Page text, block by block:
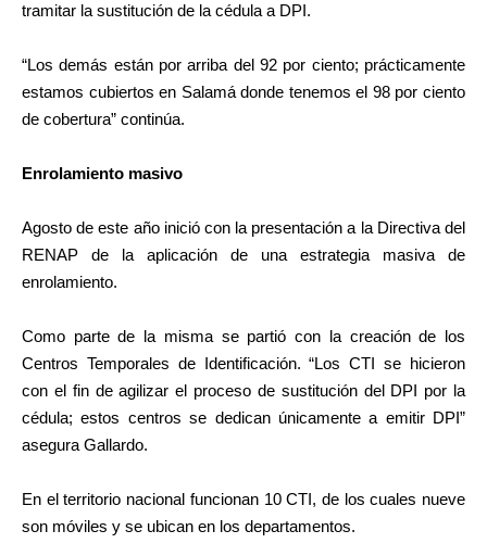
tramitar la sustitución de la cédula a DPI.
“Los demás están por arriba del 92 por ciento; prácticamente
estamos cubiertos en Salamá donde tenemos el 98 por ciento
de cobertura” continúa.
Enrolamiento masivo
Agosto de este año inició con la presentación a la Directiva del
RENAP de la aplicación de una estrategia masiva de
enrolamiento.
Como parte de la misma se partió con la creación de los
Centros Temporales de Identificación. “Los CTI se hicieron
con el fin de agilizar el proceso de sustitución del DPI por la
cédula; estos centros se dedican únicamente a emitir DPI”
asegura Gallardo.
En el territorio nacional funcionan 10 CTI, de los cuales nueve
son móviles y se ubican en los departamentos.